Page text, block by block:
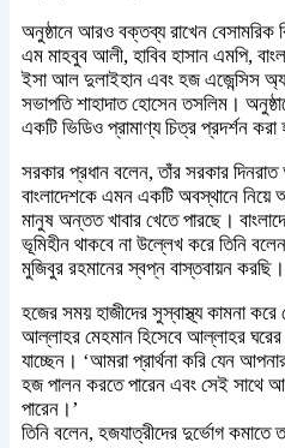
অনুষ্ঠানে আরও বক্তব্য রাখেন বেসামরিক
এম মাহবুব আলী, হাবিব হাসান এমপি,
ইসা আল দুলাইহান এবং হজ এজেন্সিস
সভাপতি শাহাদাত হোসেন তসলিম।
একটি ভিডিও প্রামাণ্য চিত্র প্রদর্শন করা
সরকার প্রধান বলেন, তাঁর সরকার
বাংলাদেশকে এমন একটি অবস্থানে নিয়ে
মানুষ অন্তত খাবার খেতে পারছে।
ভূমিহীন থাকবে না উল্লেখ করে তিনি
মুজিবুর রহমানের স্বপ্ন বাস্তবায়ন
হজের সময় হাজীদের সুস্বাস্থ্য কামনা
আল্লাহর মেহমান হিসেবে আল্লাহর ঘরের
যাচ্ছেন। ‘আমরা প্রার্থনা করি যেন
হজ পালন করতে পারেন এবং সেই সাথে
পারেন।’
তিনি বলেন, হজযাত্রীদের দুর্ভোগ কমাতে